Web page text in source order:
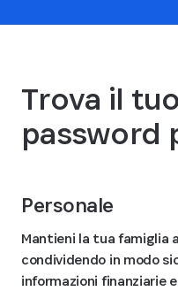
Trova il
password
Personale
Mantieni la tua famiglia
condividendo in modo
informazioni finanziarie